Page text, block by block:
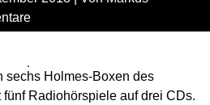
sechs Holmes-Boxen des
Radiohörspiele auf drei CDs.